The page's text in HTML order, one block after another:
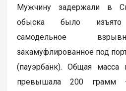
Мужчину задержали в
обыска было изъято
самодельное
закамуфлированное под
(пауэрбанк). Общая
превышала 200 грамм